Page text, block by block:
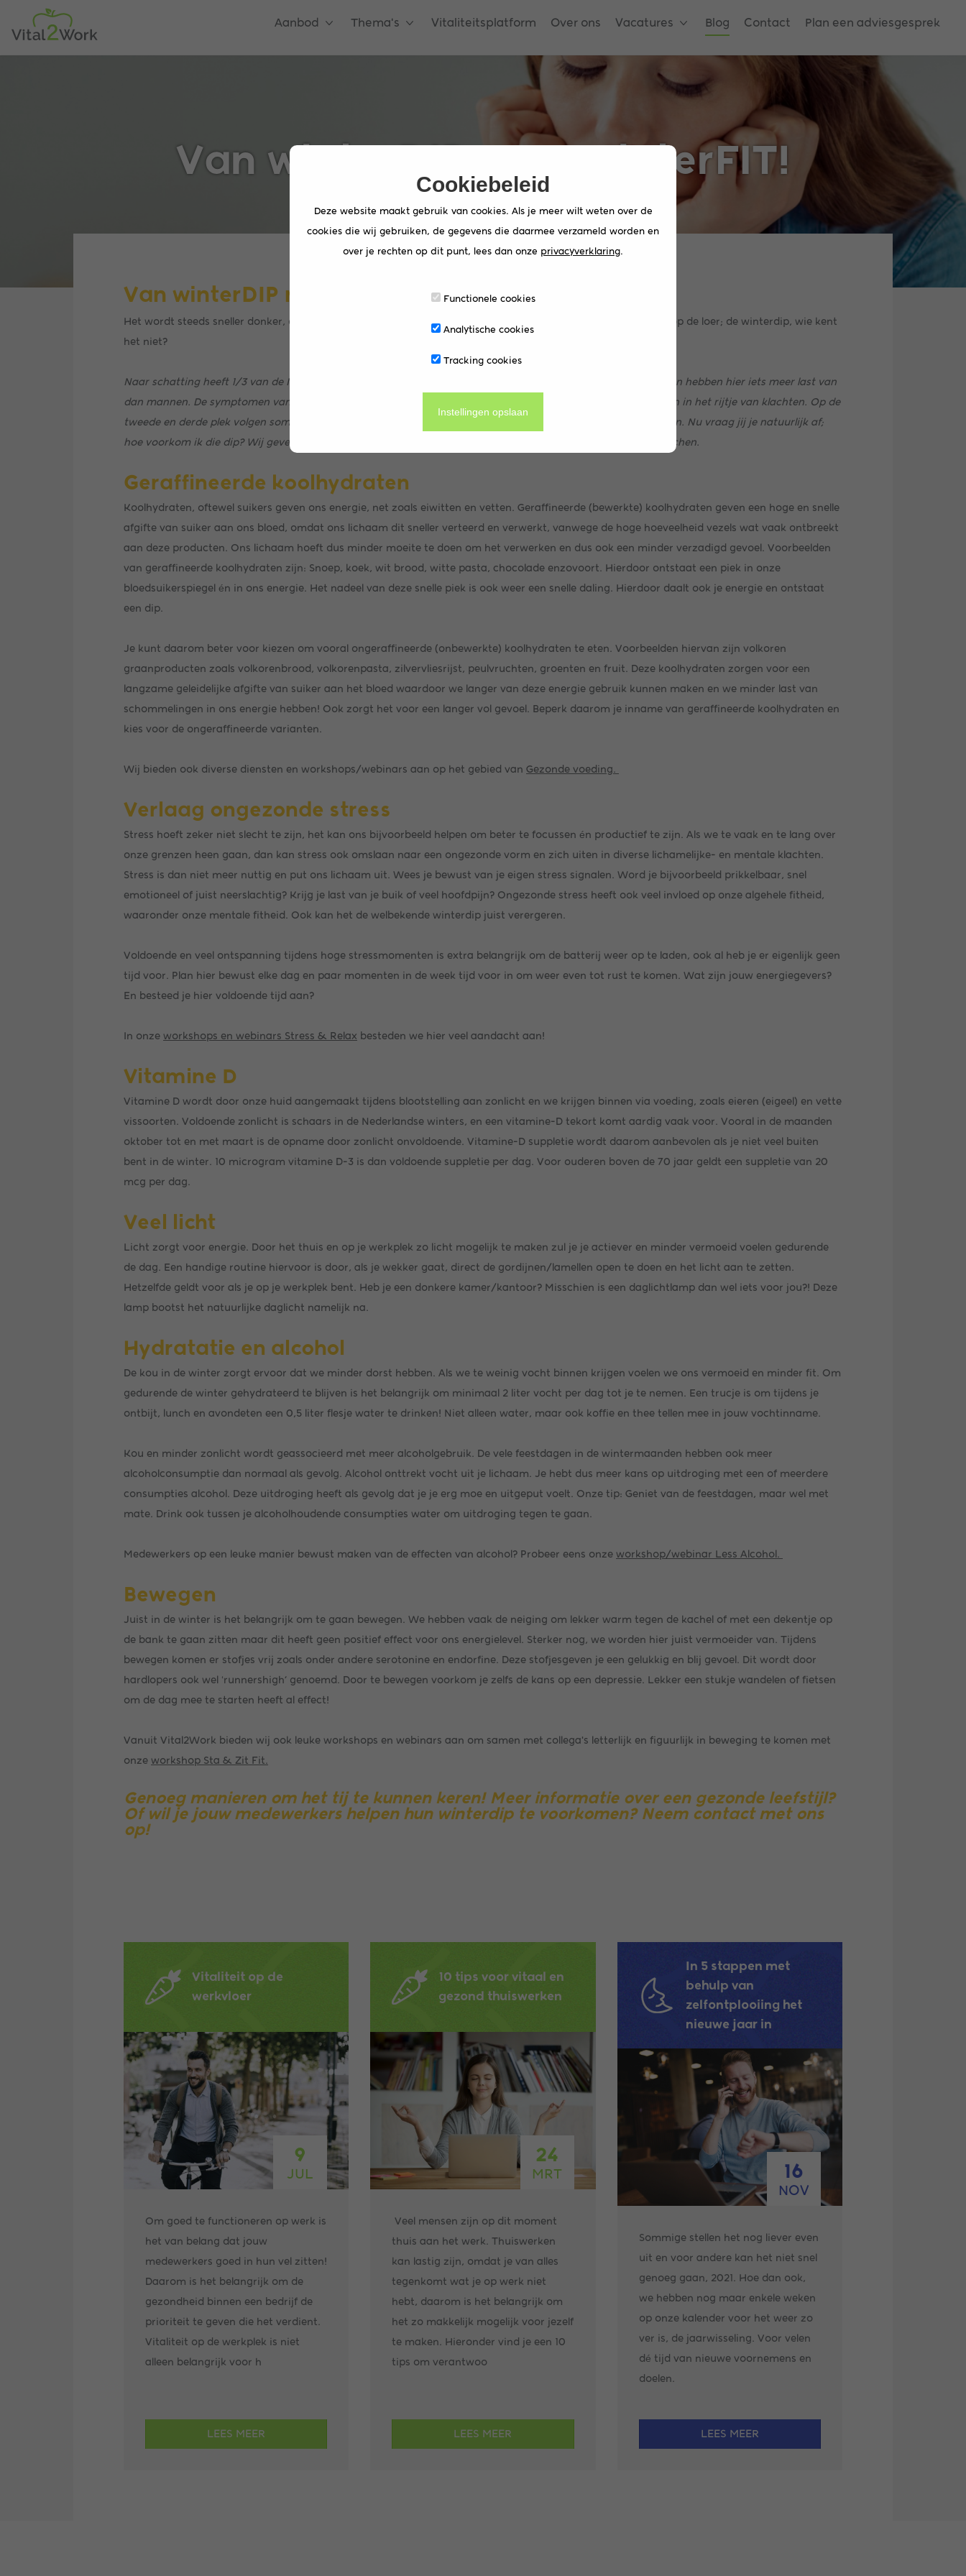
Aanbod Thema's Vitaliteitsplatform Over ons Vacatures Blog Contact Plan een adviesgesprek
Van winterDIP naar winterFIT!
Van winterDIP naar winterFIT!
Het wordt steeds sneller donker, de lente lijkt een eeuwigheid ver weg, je voelt je vermoeid en een griepje ligt op de loer; de winterdip, wie kent
het niet?
Naar schatting heeft 1/3 van de Nederlanders weleens last gehad van een winterdip en/of –depressie. Vrouwen hebben hier iets meer last van
dan mannen. De symptomen van een winterdip variëren. Wel staat vermoeidheid vrijwel altijd op nummer één in het rijtje van klachten. Op de
tweede en derde plek volgen somber- en vermoeidheid. 52% van de Nederlanders heeft hier elke winter last van. Nu vraag jij je natuurlijk af;
hoe voorkom ik die dip? Wij geven je handvatten om eenvoudig van winterDIP naar winterFIT te kunnen switchen.
Geraffineerde koolhydraten
Koolhydraten, oftewel suikers geven ons energie, net zoals eiwitten en vetten. Geraffineerde (bewerkte) koolhydraten geven een hoge en snelle
afgifte van suiker aan ons bloed, omdat ons lichaam dit sneller verteerd en verwerkt, vanwege de hoge hoeveelheid vezels wat vaak ontbreekt
aan deze producten. Ons lichaam hoeft dus minder moeite te doen om het verwerken en dus ook een minder verzadigd gevoel. Voorbeelden
van geraffineerde koolhydraten zijn: Snoep, koek, wit brood, witte pasta, chocolade enzovoort. Hierdoor ontstaat een piek in onze
bloedsuikerspiegel én in ons energie. Het nadeel van deze snelle piek is ook weer een snelle daling. Hierdoor daalt ook je energie en ontstaat
een dip.
Je kunt daarom beter voor kiezen om vooral ongeraffineerde (onbewerkte) koolhydraten te eten. Voorbeelden hiervan zijn volkoren
graanproducten zoals volkorenbrood, volkorenpasta, zilvervliesrijst, peulvruchten, groenten en fruit. Deze koolhydraten zorgen voor een
langzame geleidelijke afgifte van suiker aan het bloed waardoor we langer van deze energie gebruik kunnen maken en we minder last van
schommelingen in ons energie hebben! Ook zorgt het voor een langer vol gevoel. Beperk daarom je inname van geraffineerde koolhydraten en
kies voor de ongeraffineerde varianten.
Wij bieden ook diverse diensten en workshops/webinars aan op het gebied van Gezonde voeding.
Verlaag ongezonde stress
Stress hoeft zeker niet slecht te zijn, het kan ons bijvoorbeeld helpen om beter te focussen én productief te zijn. Als we te vaak en te lang over
onze grenzen heen gaan, dan kan stress ook omslaan naar een ongezonde vorm en zich uiten in diverse lichamelijke- en mentale klachten.
Stress is dan niet meer nuttig en put ons lichaam uit. Wees je bewust van je eigen stress signalen. Word je bijvoorbeeld prikkelbaar, snel
emotioneel of juist neerslachtig? Krijg je last van je buik of veel hoofdpijn? Ongezonde stress heeft ook veel invloed op onze algehele fitheid,
waaronder onze mentale fitheid. Ook kan het de welbekende winterdip juist verergeren.
Voldoende en veel ontspanning tijdens hoge stressmomenten is extra belangrijk om de batterij weer op te laden, ook al heb je er eigenlijk geen
tijd voor. Plan hier bewust elke dag en paar momenten in de week tijd voor in om weer even tot rust te komen. Wat zijn jouw energiegevers?
En besteed je hier voldoende tijd aan?
In onze workshops en webinars Stress & Relax besteden we hier veel aandacht aan!
Vitamine D
Vitamine D wordt door onze huid aangemaakt tijdens blootstelling aan zonlicht en we krijgen binnen via voeding, zoals eieren (eigeel) en vette
vissoorten. Voldoende zonlicht is schaars in de Nederlandse winters, en een vitamine-D tekort komt aardig vaak voor. Vooral in de maanden
oktober tot en met maart is de opname door zonlicht onvoldoende. Vitamine-D suppletie wordt daarom aanbevolen als je niet veel buiten
bent in de winter. 10 microgram vitamine D-3 is dan voldoende suppletie per dag. Voor ouderen boven de 70 jaar geldt een suppletie van 20
mcg per dag.
Veel licht
Licht zorgt voor energie. Door het thuis en op je werkplek zo licht mogelijk te maken zul je je actiever en minder vermoeid voelen gedurende
de dag. Een handige routine hiervoor is door, als je wekker gaat, direct de gordijnen/lamellen open te doen en het licht aan te zetten.
Hetzelfde geldt voor als je op je werkplek bent. Heb je een donkere kamer/kantoor? Misschien is een daglichtlamp dan wel iets voor jou?! Deze
lamp bootst het natuurlijke daglicht namelijk na.
Hydratatie en alcohol
De kou in de winter zorgt ervoor dat we minder dorst hebben. Als we te weinig vocht binnen krijgen voelen we ons vermoeid en minder fit. Om
gedurende de winter gehydrateerd te blijven is het belangrijk om minimaal 2 liter vocht per dag tot je te nemen. Een trucje is om tijdens je
ontbijt, lunch en avondeten een 0,5 liter flesje water te drinken! Niet alleen water, maar ook koffie en thee tellen mee in jouw vochtinname.
Kou en minder zonlicht wordt geassocieerd met meer alcoholgebruik. De vele feestdagen in de wintermaanden hebben ook meer
alcoholconsumptie dan normaal als gevolg. Alcohol onttrekt vocht uit je lichaam. Je hebt dus meer kans op uitdroging met een of meerdere
consumpties alcohol. Deze uitdroging heeft als gevolg dat je je erg moe en uitgeput voelt. Onze tip: Geniet van de feestdagen, maar wel met
mate. Drink ook tussen je alcoholhoudende consumpties water om uitdroging tegen te gaan.
Medewerkers op een leuke manier bewust maken van de effecten van alcohol? Probeer eens onze workshop/webinar Less Alcohol.
Bewegen
Juist in de winter is het belangrijk om te gaan bewegen. We hebben vaak de neiging om lekker warm tegen de kachel of met een dekentje op
de bank te gaan zitten maar dit heeft geen positief effect voor ons energielevel. Sterker nog, we worden hier juist vermoeider van. Tijdens
bewegen komen er stofjes vrij zoals onder andere serotonine en endorfine. Deze stofjesgeven je een gelukkig en blij gevoel. Dit wordt door
hardlopers ook wel ‘runnershigh’ genoemd. Door te bewegen voorkom je zelfs de kans op een depressie. Lekker een stukje wandelen of fietsen
om de dag mee te starten heeft al effect!
Vanuit Vital2Work bieden wij ook leuke workshops en webinars aan om samen met collega's letterlijk en figuurlijk in beweging te komen met
onze workshop Sta & Zit Fit.
Genoeg manieren om het tij te kunnen keren! Meer informatie over een gezonde leefstijl?
Of wil je jouw medewerkers helpen hun winterdip te voorkomen? Neem contact met ons
op!
Vitaliteit op de
werkvloer
9
JUL
Om goed te functioneren op werk is
het van belang dat jouw
medewerkers goed in hun vel zitten!
Daarom is het belangrijk om de
gezondheid binnen een bedrijf de
prioriteit te geven die het verdient.
Vitaliteit op de werkplek is niet
alleen belangrijk voor h
LEES MEER
10 tips voor vitaal en
gezond thuiswerken
24
MRT
Veel mensen zijn op dit moment
thuis aan het werk. Thuiswerken
kan lastig zijn, omdat je van alles
tegenkomt wat je op werk niet
hebt, daarom is het belangrijk om
het zo makkelijk mogelijk voor jezelf
te maken. Hieronder vind je een 10
tips om verantwoo
LEES MEER
In 5 stappen met
behulp van
zelfontplooiing het
nieuwe jaar in
16
NOV
Sommige stellen het nog liever even
uit en voor andere kan het niet snel
genoeg gaan, 2021. Hoe dan ook,
we hebben nog maar enkele weken
op onze kalender voor het weer zo
ver is, de jaarwisseling. Voor velen
dé tijd van nieuwe voornemens en
doelen.
LEES MEER
Cookiebeleid
Deze website maakt gebruik van cookies. Als je meer wilt weten over de
cookies die wij gebruiken, de gegevens die daarmee verzameld worden en
over je rechten op dit punt, lees dan onze privacyverklaring.
Functionele cookies
Analytische cookies
Tracking cookies
Instellingen opslaan